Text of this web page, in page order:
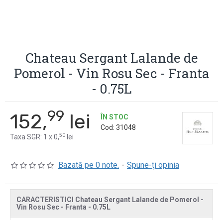
Chateau Sergant Lalande de
Pomerol - Vin Rosu Sec - Franta
- 0.75L
Bazată pe 0 note. - Spune-ţi opinia
152,99 lei
Taxa SGR: 1 x 0,50 lei
ÎN STOC
Cod: 31048
CARACTERISTICI Chateau Sergant Lalande de Pomerol -
Vin Rosu Sec - Franta - 0.75L